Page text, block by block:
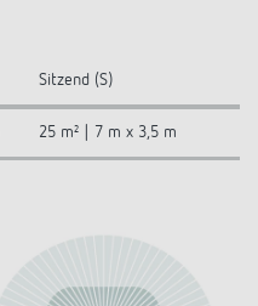
Sitzend (S)
25 m² | 7 m x 3,5 m